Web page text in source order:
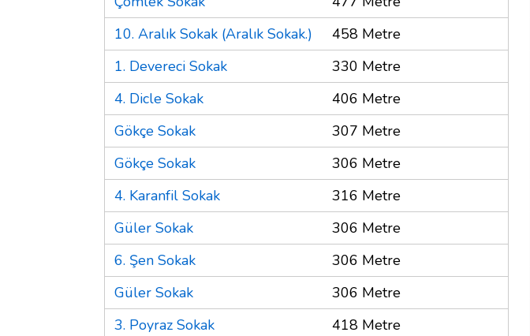
10. Aralık Sokak (Aralık Sokak.)
458 Metre
1. Devereci Sokak
330 Metre
4. Dicle Sokak
406 Metre
Gökçe Sokak
307 Metre
Gökçe Sokak
306 Metre
4. Karanfil Sokak
316 Metre
Güler Sokak
306 Metre
6. Şen Sokak
306 Metre
Güler Sokak
306 Metre
3. Poyraz Sokak
418 Metre